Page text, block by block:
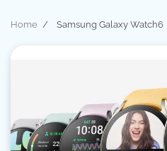
Home Samsung Galaxy Watch6